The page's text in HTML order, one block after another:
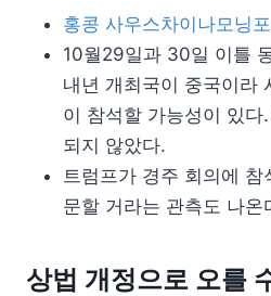
홍콩 사우스차이나모닝
10월29일과 30일 이틀
내년 개최국이 중국이라
이 참석할 가능성이 있
되지 않았다.
트럼프가 경주 회의에
문할 거라는 관측도 나온
상법 개정으로 오를